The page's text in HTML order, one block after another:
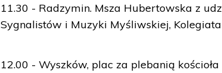
11.30 - Radzymin. Msza Hubertowska z
Sygnalistów i Muzyki Myśliwskiej,
12.00 - Wyszków, plac za plebanią